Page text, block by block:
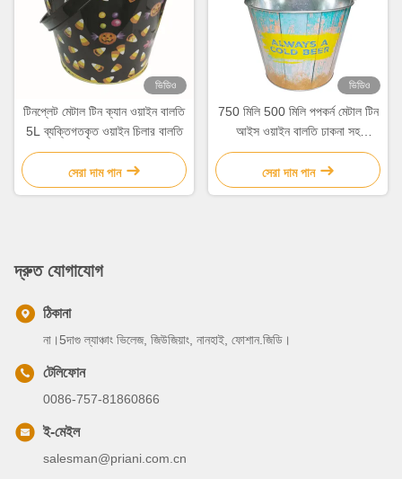
ভিডিও
টিনপ্লেট মেটাল টিন ক্যান ওয়াইন বালতি
5L ব্যক্তিগতকৃত ওয়াইন চিলার বালতি
সেরা দাম পান
ভিডিও
750 মিলি 500 মিলি পপকর্ন মেটাল টিন
আইস ওয়াইন বালতি ঢাকনা সহ
গ্যালভানাইজড বালতি
সেরা দাম পান
দ্রুত যোগাযোগ
ঠিকানা
না।5দাগু ল্যাঞ্চাং ভিলেজ, জিউজিয়াং, নানহাই, ফোশান.জিডি।
টেলিফোন
0086-757-81860866
ই-মেইল
salesman@priani.com.cn